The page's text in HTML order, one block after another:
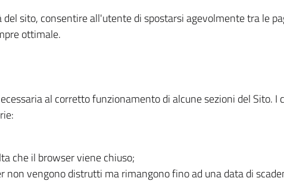
sito, consentire all'utente di spostarsi agevolmente tra le
ottimale.
al corretto funzionamento di alcune sezioni del Sito.
che il browser viene chiuso;
non vengono distrutti ma rimangono fino ad una data di